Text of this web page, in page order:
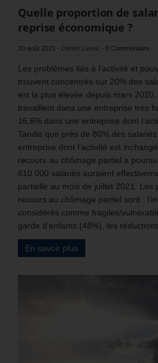
Quelle proportion de
reprise économique ?
30 août 2021 - Daniel Lamar - 0 Commentaire
Les problèmes liés à l’activité et
trouvent concentrés sur 20% des
est la plus élevée depuis mars
travaillent dans une entreprise très
16,6% dans une entreprise dont
Tandis que près de 80% des
entreprise dont l’activité est
recours au chômage partiel a
610 000 salariés auraient
partielle au mois de juillet 2021. Les
recours au chômage partiel sont :
considérés comme fragiles/
garde d’enfants (48%), les
En savoir plus